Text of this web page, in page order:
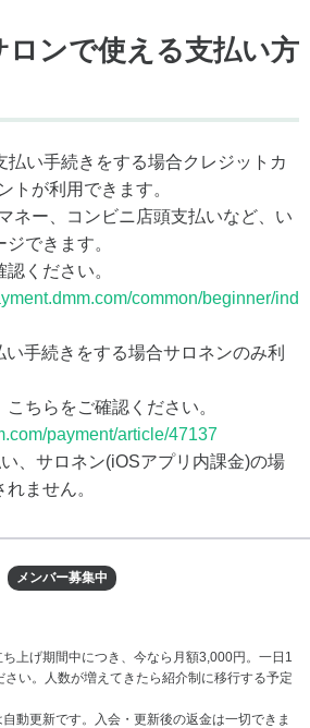
ンで使える支払い方
払い手続きをする場合クレジットカ
トが利用できます。
ネー、コンビニ店頭支払いなど、い
できます。
ください。
common/beginner/ind
い手続きをする場合サロネンのみ利
ちらをご確認ください。
payment/article/47137
、サロネン(iOSアプリ内課金)の場
ません。
メンバー募集中
上げ期間中につき、今なら月額3,000円。一日1
い。人数が増えてきたら紹介制に移行する予定
動更新です。入会・更新後の返金は一切できま